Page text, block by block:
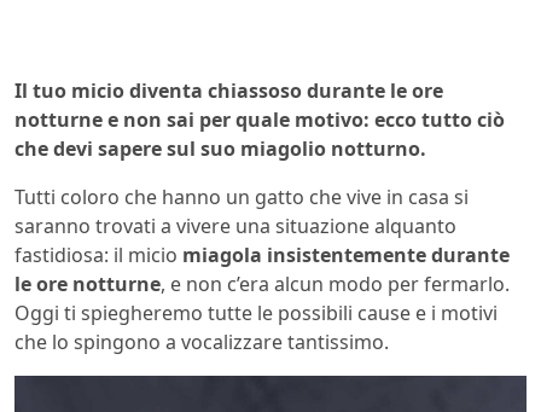
Il tuo micio diventa chiassoso durante le ore
notturne e non sai per quale motivo: ecco tutto ciò
che devi sapere sul suo miagolio notturno.
Tutti coloro che hanno un gatto che vive in casa si
saranno trovati a vivere una situazione alquanto
fastidiosa: il micio miagola insistentemente durante
le ore notturne, e non c’era alcun modo per fermarlo.
Oggi ti spiegheremo tutte le possibili cause e i motivi
che lo spingono a vocalizzare tantissimo.